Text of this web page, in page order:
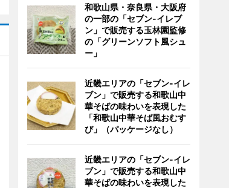
和歌山県・奈良県・大阪府
の一部の「セブン-イレブ
ン」で販売する玉林園監修
の「グリーンソフト風シュ
ー」
近畿エリアの「セブン-イレ
ブン」で販売する和歌山中
華そばの味わいを表現した
「和歌山中華そば風おむす
び」（パッケージなし）
近畿エリアの「セブン-イレ
ブン」で販売する和歌山中
華そばの味わいを表現した